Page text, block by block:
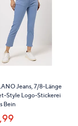
Jeans, 7/8-Länge
Style Logo-Stickerei
Bein